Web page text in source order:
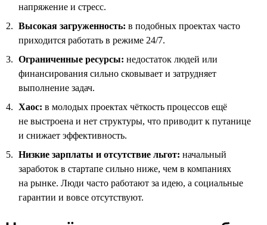
напряжение и стресс.
Высокая загруженность: в подобных проектах часто
приходится работать в режиме 24/7.
Ограниченные ресурсы: недостаток людей или
финансирования сильно сковывает и затрудняет
выполнение задач.
Хаос: в молодых проектах чёткость процессов ещё
не выстроена и нет структуры, что приводит к путанице
и снижает эффективность.
Низкие зарплаты и отсутствие льгот: начальный
заработок в стартапе сильно ниже, чем в компаниях
на рынке. Люди часто работают за идею, а социальные
гарантии и вовсе отсутствуют.